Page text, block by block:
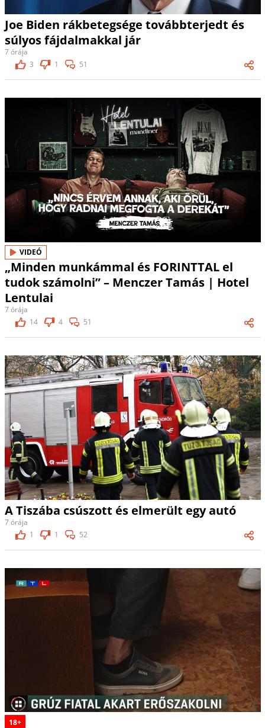
Joe Biden rákbetegsége továbbterjedt és
súlyos fájdalmakkal jár
7 órája
3
1 51
VIDEÓ
„Minden munkámmal és FORINTTAL el
tudok számolni” – Menczer Tamás | Hotel
Lentulai
7 órája
14
4 51
A Tiszába csúszott és elmerült egy autó
7 órája
1
1 52
18+